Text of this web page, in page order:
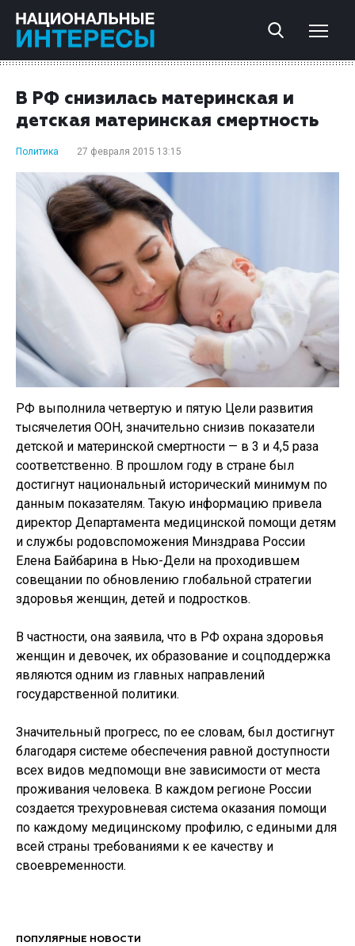
В РФ снизилась материнская и
детская материнская смертность
Политика 27 февраля 2015 13:15
РФ выполнила четвертую и пятую Цели развития
тысячелетия ООН, значительно снизив показатели
детской и материнской смертности — в 3 и 4,5 раза
соответственно. В прошлом году в стране был
достигнут национальный исторический минимум по
данным показателям. Такую информацию привела
директор Департамента медицинской помощи детям
и службы родовспоможения Минздрава России
Елена Байбарина в Нью-Дели на проходившем
совещании по обновлению глобальной стратегии
здоровья женщин, детей и подростков.
В частности, она заявила, что в РФ охрана здоровья
женщин и девочек, их образование и соцподдержка
являются одним из главных направлений
государственной политики.
Значительный прогресс, по ее словам, был достигнут
благодаря системе обеспечения равной доступности
всех видов медпомощи вне зависимости от места
проживания человека. В каждом регионе России
создается трехуровневая система оказания помощи
по каждому медицинскому профилю, с едиными для
всей страны требованиями к ее качеству и
своевременности.
ПОПУЛЯРНЫЕ НОВОСТИ